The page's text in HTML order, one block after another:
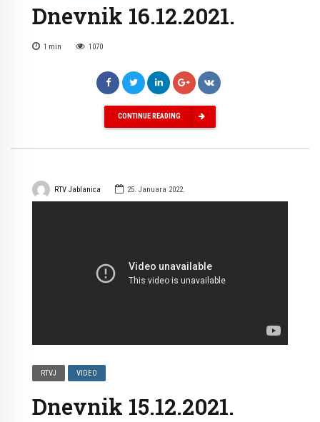
Dnevnik 16.12.2021.
1 min 1070
CONTINUE READING
RTV Jablanica 25. Januara 2022.
RTVJ VIDEO
Dnevnik 15.12.2021.